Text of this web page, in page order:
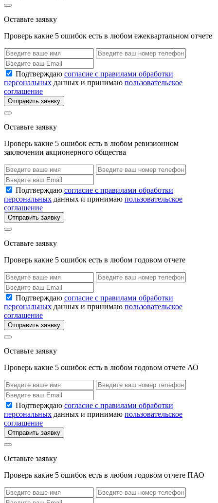
Оставьте заявку
Проверь какие 5 ошибок есть в любом ежеквартальном отчете
Подтверждаю согласие с правилами обработки
персональных данных и принимаю пользовательское
соглашение
Отправить заявку
Оставьте заявку
Проверь какие 5 ошибок есть в любом ревизионном
заключении акционерного общества
Подтверждаю согласие с правилами обработки
персональных данных и принимаю пользовательское
соглашение
Отправить заявку
Оставьте заявку
Проверь какие 5 ошибок есть в любом годовом отчете
Подтверждаю согласие с правилами обработки
персональных данных и принимаю пользовательское
соглашение
Отправить заявку
Оставьте заявку
Проверь какие 5 ошибок есть в любом годовом отчете АО
Подтверждаю согласие с правилами обработки
персональных данных и принимаю пользовательское
соглашение
Отправить заявку
Оставьте заявку
Проверь какие 5 ошибок есть в любом годовом отчете ПАО